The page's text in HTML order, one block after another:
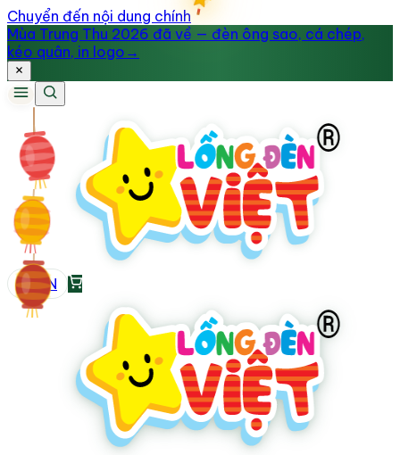
Chuyển đến nội dung chính
Mùa Trung Thu 2026 đã về — đèn ông sao, cá chép,
kéo quân, in logo →
VI/EN